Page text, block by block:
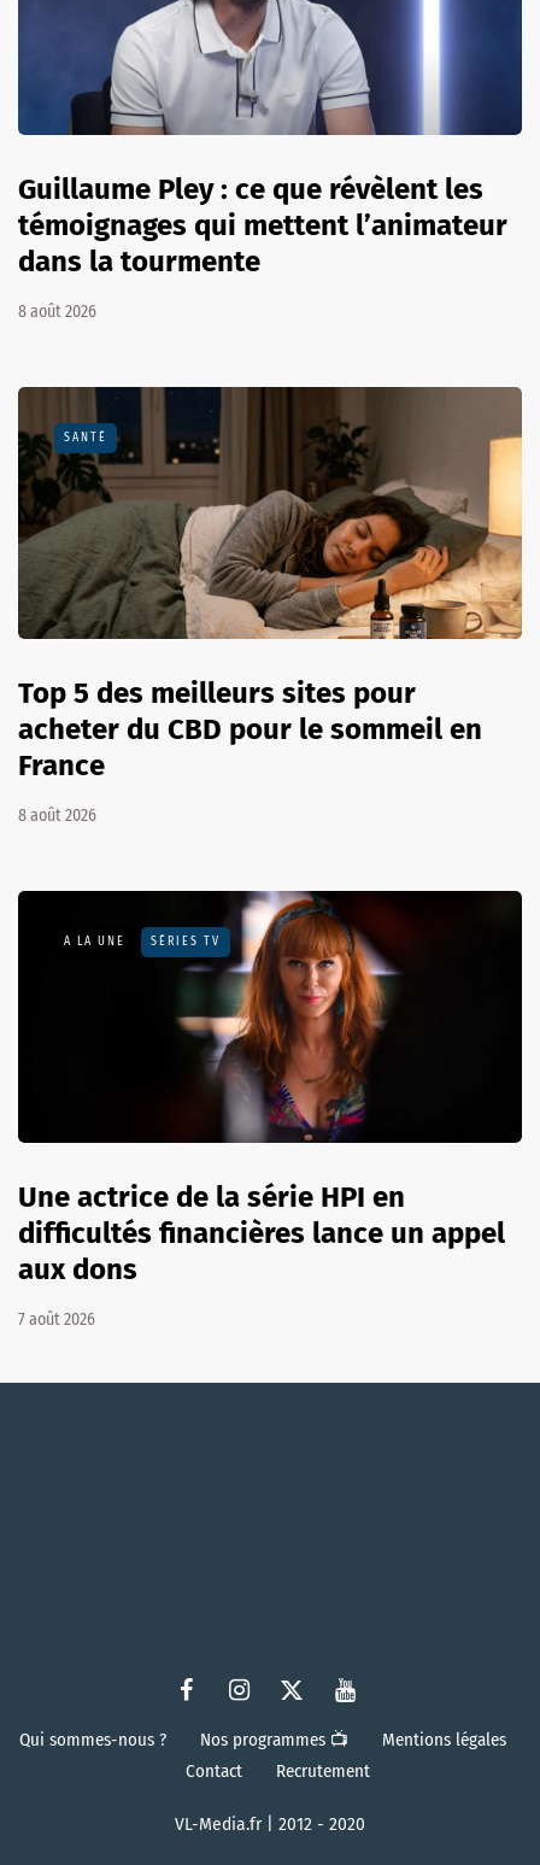
Guillaume Pley : ce que révèlent les
témoignages qui mettent l’animateur
dans la tourmente
8 août 2026
SANTÉ
Top 5 des meilleurs sites pour
acheter du CBD pour le sommeil en
France
8 août 2026
A LA UNE SÉRIES TV
Une actrice de la série HPI en
difficultés financières lance un appel
aux dons
7 août 2026
Qui sommes-nous ? Nos programmes 📺
Mentions légales
Contact
Recrutement
VL-Media.fr | 2012 - 2020